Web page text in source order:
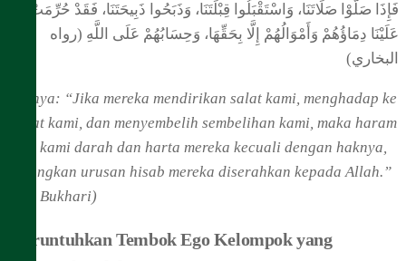
فَإِذَا صَلَّوْا صَلَاتَنَا، وَاسْتَقْبَلُوا قِبْلَتَنَا، وَذَبَحُوا ذَبِيحَتَنَا، فَقَدْ حُرِّمَتْ
عَلَيْنَا دِمَاؤُهُمْ وَأَمْوَالُهُمْ إِلَّا بِحَقِّهَا، وَحِسَابُهُمْ عَلَى اللَّهِ (رواه
البخاري)
Artinya: “Jika mereka mendirikan salat kami, menghadap ke
kiblat kami, dan menyembelih sembelihan kami, maka haram
bagi kami darah dan harta mereka kecuali dengan haknya,
sedangkan urusan hisab mereka diserahkan kepada Allah.”
(HR. Bukhari)
Meruntuhkan Tembok Ego Kelompok yang